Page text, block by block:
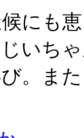
にも
いち
。ま